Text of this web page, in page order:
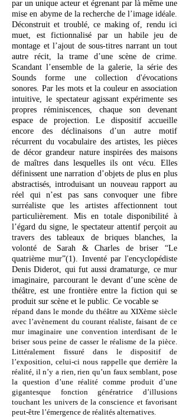
par un unique acteur et égrenant par là même une
mise en abyme de la recherche de l’image idéale.
Déconstruit et troublé, ce making of, rendu ici
muet, est fictionnalisé par un habile jeu de
montage et l’ajout de sous-titres narrant un tout
autre récit, la trame d’une scène de crime.
Scandant l’ensemble de la galerie, la série des
Sounds forme une collection d'évocations
sonores. Par les mots et la couleur en association
intuitive, le spectateur agissant expérimente ses
propres réminiscences, chaque son devenant
espace de projection. Le dispositif accueille
encore des déclinaisons d’un autre motif
récurrent du vocabulaire des artistes, les pièces
de décor grandeur nature inspirées des maisons
de maîtres dans lesquelles ils ont vécu. Elles
définissent une narration d’objets de plus en plus
abstractisés, introduisant un nouveau rapport au
réel qui n’est pas sans convoquer une fibre
surréaliste que les artistes affectionnent tout
particulièrement. Mis en totale disponibilité à
l’égard du signe, le spectateur attentif perçoit au
travers destableaux de briques blanches, la
volonté de Sarah & Charles de briser “Le
quatrième mur”(1). Inventé par l'encyclopédiste
Denis Diderot, qui fut aussi dramaturge, ce mur
imaginaire, parcourant le devant d’une scène de
théâtre, est une frontière entre la fiction qui se
produit sur scène et le public. Ce vocable se
répand dans le monde du théâtre au XIXème siècle
avec l’avènement du courant réaliste, faisant de ce
mur imaginaire une convention interdisant de le
briser sous peine de casser le réalisme de la pièce.
Littéralement fissuré dans le dispositif de
l’exposition, celui-ci nous rappelle que derrière la
réalité, il n’y a rien, rien qu’un faux semblant, pose
la question d’une réalité comme produit d’une
gigantesque fonction génératrice d’illusions
touchant les univers de la conscience et favorisant
peut-être l’émergence de réalités alternatives.